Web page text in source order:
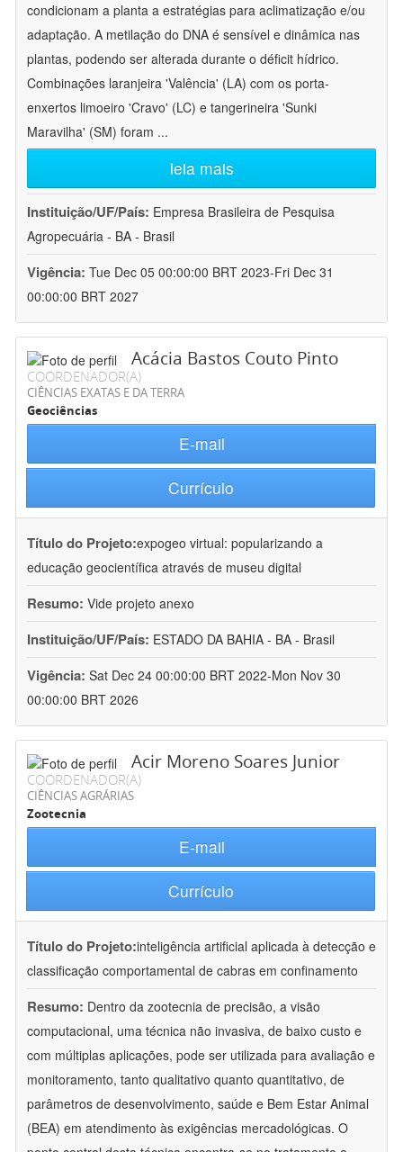
condicionam a planta a estratégias para aclimatização e/ou
adaptação. A metilação do DNA é sensível e dinâmica nas
plantas, podendo ser alterada durante o déficit hídrico.
Combinações laranjeira 'Valência' (LA) com os porta-
enxertos limoeiro 'Cravo' (LC) e tangerineira 'Sunki
Maravilha' (SM) foram ...
leia mais
Instituição/UF/País: Empresa Brasileira de Pesquisa
Agropecuária - BA - Brasil
Vigência: Tue Dec 05 00:00:00 BRT 2023-Fri Dec 31
00:00:00 BRT 2027
Acácia Bastos Couto Pinto
COORDENADOR(A)
CIÊNCIAS EXATAS E DA TERRA
Geociências
E-mail
Currículo
Título do Projeto:expogeo virtual: popularizando a
educação geocientífica através de museu digital
Resumo: Vide projeto anexo
Instituição/UF/País: ESTADO DA BAHIA - BA - Brasil
Vigência: Sat Dec 24 00:00:00 BRT 2022-Mon Nov 30
00:00:00 BRT 2026
Acir Moreno Soares Junior
COORDENADOR(A)
CIÊNCIAS AGRÁRIAS
Zootecnia
E-mail
Currículo
Título do Projeto:inteligência artificial aplicada à detecção e
classificação comportamental de cabras em confinamento
Resumo: Dentro da zootecnia de precisão, a visão
computacional, uma técnica não invasiva, de baixo custo e
com múltiplas aplicações, pode ser utilizada para avaliação e
monitoramento, tanto qualitativo quanto quantitativo, de
parâmetros de desenvolvimento, saúde e Bem Estar Animal
(BEA) em atendimento às exigências mercadológicas. O